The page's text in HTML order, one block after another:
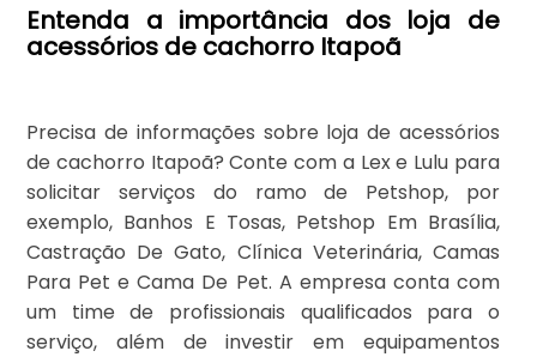
Entenda a importância dos loja de
acessórios de cachorro Itapoã
Precisa de informações sobre loja de acessórios
de cachorro Itapoã? Conte com a Lex e Lulu para
solicitar serviços do ramo de Petshop, por
exemplo, Banhos E Tosas, Petshop Em Brasília,
Castração De Gato, Clínica Veterinária, Camas
Para Pet e Cama De Pet. A empresa conta com
um time de profissionais qualificados para o
serviço, além de investir em equipamentos